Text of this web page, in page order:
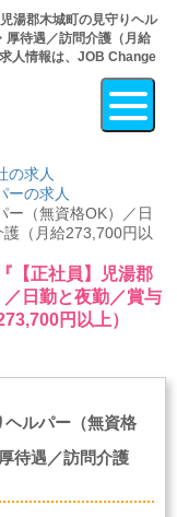
湯郡木城町の見守りヘル
厚待遇／訪問介護（月給
人情報は、JOB Change
の求人
ーの求人
ー（無資格OK）／日
（月給273,700円以
【正社員】児湯郡
日勤と夜勤／賞与
円以上）
ヘルパー（無資格
待遇／訪問介護